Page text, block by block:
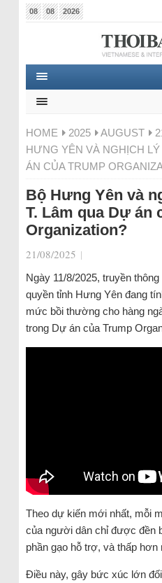
08 08 2026
HOME 2025 AUGUST
HƯNG YÊN VÀ NGHỊCH
ÁN CỦA TRUMP
Bộ Hưng Yên và
T. Lâm qua Dự án
Organization?
21/08/2025 |
Ngày 11/8/2025, truyền
quyền tỉnh Hưng Yên đang
mức bồi thường cho hàng
trong Dự án của Trump
Theo dự kiến mới nhất, mỗi
của người dân chỉ được đền
phần gạo hỗ trợ, và thấp
Điều này, gây bức xúc lớn